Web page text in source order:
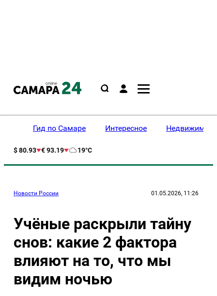
Гид по Самаре Интересное
$ 80.93 € 93.19 19°C
Новости России 01.05.2026, 11:26
Учёные раскрыли тайну
снов: какие 2 фактора
влияют на то, что мы
видим ночью